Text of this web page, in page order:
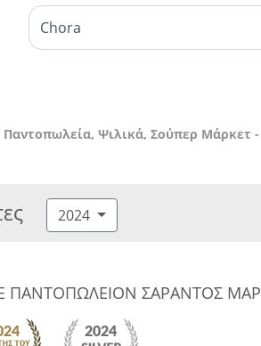
Παντοπωλεία, Ψιλικά, Σούπερ Μάρκετ
2024
ΠΑΝΤΟΠΩΛΕΙΟΝ ΣΑΡΑΝΤΟΣ